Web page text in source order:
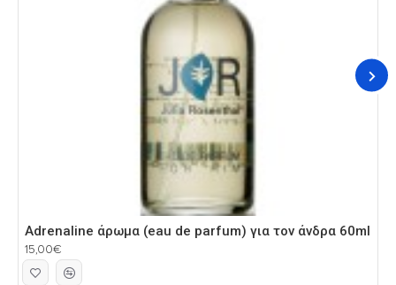
Adrenaline άρωμα (eau de parfum) για τον άνδρα 60ml
15,00€